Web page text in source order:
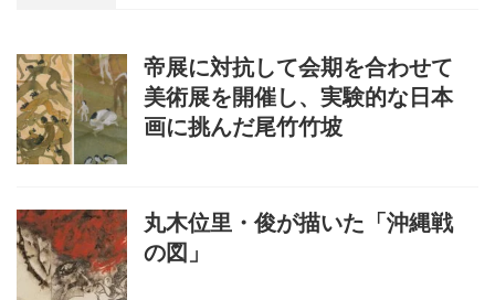
帝展に対抗して会期を合わせて
美術展を開催し、実験的な日本
画に挑んだ尾竹竹坡
丸木位里・俊が描いた「沖縄戦
の図」